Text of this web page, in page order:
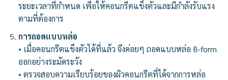
ระยะเวลาที่กำหนด เพื่อให้คอนกรีตแข็งตัวและมีกำลังรับแรง
ตามที่ต้องการ
การถอดแบบหล่อ
• เมื่อคอนกรีตแข็งตัวได้ที่แล้ว จึงค่อยๆ ถอดแบบหล่อ B-form
ออกอย่างระมัดระวัง
• ตรวจสอบความเรียบร้อยของผิวคอนกรีตที่ได้จากการหล่อ